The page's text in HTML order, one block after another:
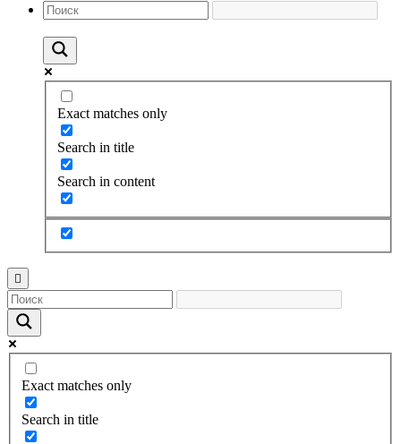
Exact matches only
Search in title
Search in content
Exact matches only
Search in title